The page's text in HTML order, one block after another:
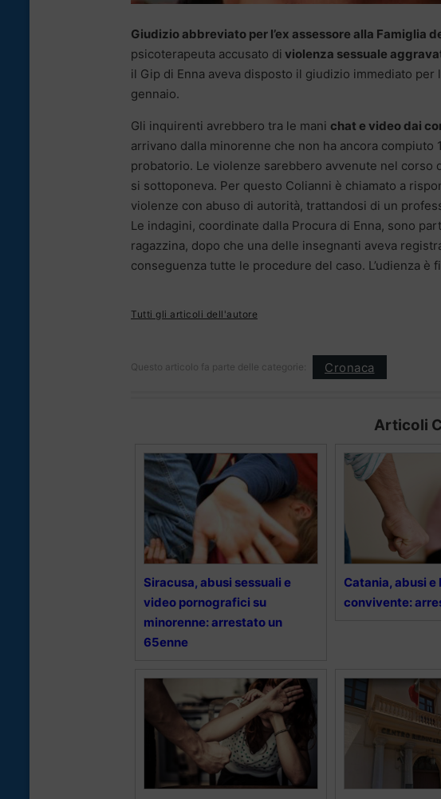
Giudizio abbreviato per l’ex assessore alla Famiglia
psicoterapeuta accusato di violenza sessuale
il Gip di Enna aveva disposto il giudizio immediato
gennaio.
Gli inquirenti avrebbero tra le mani chat e video dai
arrivano dalla minorenne che non ha ancora
probatorio. Le violenze sarebbero avvenute nel
si sottoponeva. Per questo Colianni è chiamato a
violenze con abuso di autorità, trattandosi di un
Le indagini, coordinate dalla Procura di Enna, sono
ragazzina, dopo che una delle insegnanti aveva
conseguenza tutte le procedure del caso. L’udienza
Tutti gli articoli dell'autore
Questo articolo fa parte delle categorie: Cronaca
Articoli
Siracusa, abusi sessuali e
video pornografici su
minorenne: arrestato un
65enne
Catania, abusi e
convivente: